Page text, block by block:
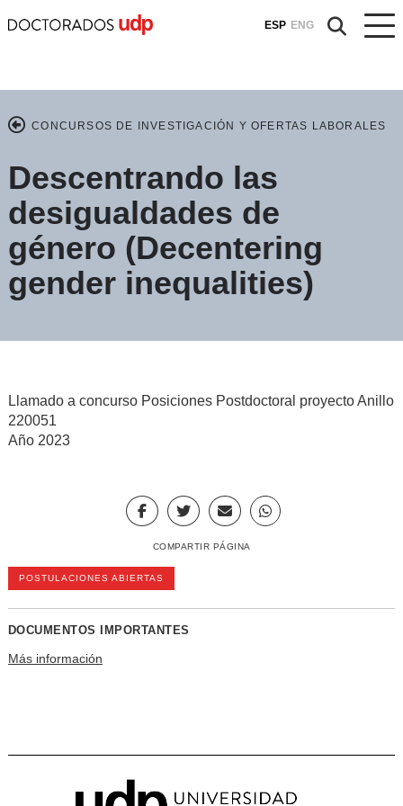
ESP ENG
CONCURSOS DE INVESTIGACIÓN Y OFERTAS LABORALES
Descentrando las
desigualdades de
género (Decentering
gender inequalities)
Llamado a concurso Posiciones Postdoctoral proyecto Anillo
220051
Año 2023
COMPARTIR PÁGINA
POSTULACIONES ABIERTAS
DOCUMENTOS IMPORTANTES
Más información